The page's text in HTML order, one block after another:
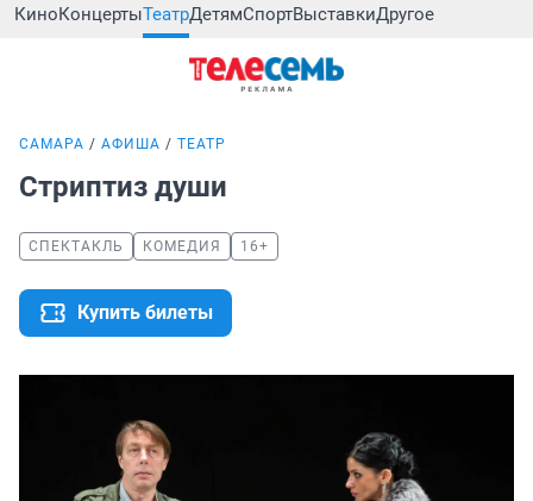
КиноКонцертыТеатрДетямСпортВыставкиДругое
САМАРА АФИША ТЕАТР
Стриптиз души
СПЕКТАКЛЬ КОМЕДИЯ 16+
Купить билеты